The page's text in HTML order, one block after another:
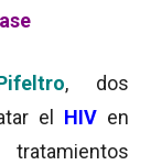
, dos
el HIV en